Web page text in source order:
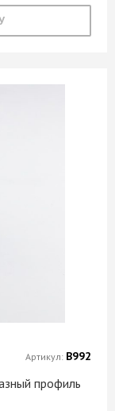
профиль
Артикул: В992